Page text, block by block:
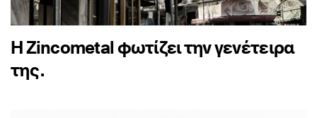
Η Zincometal φωτίζει την γενέτειρα
της .